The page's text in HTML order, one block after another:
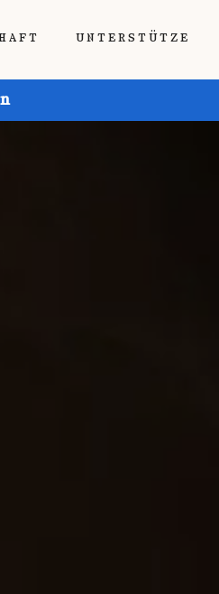
UNTERSTÜTZE